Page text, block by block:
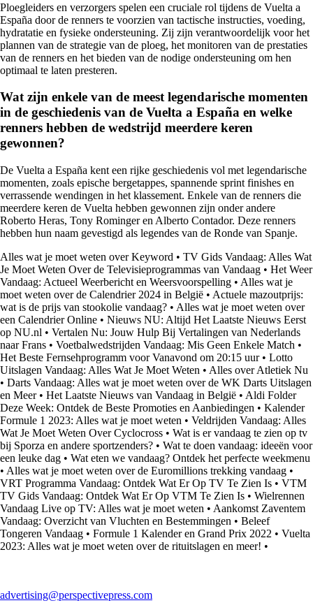
Ploegleiders en verzorgers spelen een cruciale rol tijdens de Vuelta a
España door de renners te voorzien van tactische instructies, voeding,
hydratatie en fysieke ondersteuning. Zij zijn verantwoordelijk voor het
plannen van de strategie van de ploeg, het monitoren van de prestaties
van de renners en het bieden van de nodige ondersteuning om hen
optimaal te laten presteren.
Wat zijn enkele van de meest legendarische momenten
in de geschiedenis van de Vuelta a España en welke
renners hebben de wedstrijd meerdere keren
gewonnen?
De Vuelta a España kent een rijke geschiedenis vol met legendarische
momenten, zoals epische bergetappes, spannende sprint finishes en
verrassende wendingen in het klassement. Enkele van de renners die
meerdere keren de Vuelta hebben gewonnen zijn onder andere
Roberto Heras, Tony Rominger en Alberto Contador. Deze renners
hebben hun naam gevestigd als legendes van de Ronde van Spanje.
Alles wat je moet weten over Keyword • TV Gids Vandaag: Alles Wat
Je Moet Weten Over de Televisieprogrammas van Vandaag • Het Weer
Vandaag: Actueel Weerbericht en Weersvoorspelling • Alles wat je
moet weten over de Calendrier 2024 in België • Actuele mazoutprijs:
wat is de prijs van stookolie vandaag? • Alles wat je moet weten over
een Calendrier Online • Nieuws NU: Altijd Het Laatste Nieuws Eerst
op NU.nl • Vertalen Nu: Jouw Hulp Bij Vertalingen van Nederlands
naar Frans • Voetbalwedstrijden Vandaag: Mis Geen Enkele Match •
Het Beste Fernsehprogramm voor Vanavond om 20:15 uur• Lotto
Uitslagen Vandaag: Alles Wat Je Moet Weten • Alles over Atletiek Nu
• Darts Vandaag: Alles wat je moet weten over de WK Darts Uitslagen
en Meer• Het Laatste Nieuws van Vandaag in België • Aldi Folder
Deze Week: Ontdek de Beste Promoties en Aanbiedingen • Kalender
Formule 1 2023: Alles wat je moet weten • Veldrijden Vandaag: Alles
Wat Je Moet Weten Over Cyclocross • Wat is er vandaag te zien op tv
bij Sporza en andere sportzenders? • Wat te doen vandaag: ideeën voor
een leuke dag • Wat eten we vandaag? Ontdek het perfecte weekmenu
• Alles wat je moet weten over de Euromillions trekking vandaag •
VRT Programma Vandaag: Ontdek Wat Er Op TV Te Zien Is • VTM
TV Gids Vandaag: Ontdek Wat Er Op VTM Te Zien Is • Wielrennen
Vandaag Live op TV: Alles wat je moet weten • Aankomst Zaventem
Vandaag: Overzicht van Vluchten en Bestemmingen • Beleef
Tongeren Vandaag • Formule 1 Kalender en Grand Prix 2022 • Vuelta
2023: Alles wat je moet weten over de rituitslagen en meer! •
advertising@perspectivepress.com